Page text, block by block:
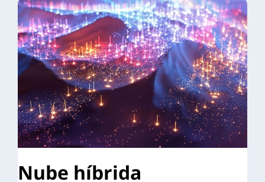
Nube híbrida